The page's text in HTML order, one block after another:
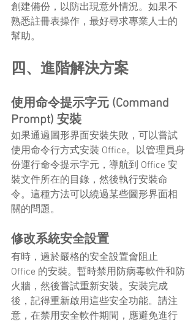
創建備份，以防出現意外情況。如果不
熟悉註冊表操作，最好尋求專業人士的
幫助。
四、進階解決方案
使用命令提示字元 (Command
Prompt) 安裝
如果通過圖形界面安裝失敗，可以嘗試
使用命令行方式安裝 Office。以管理員身
份運行命令提示字元，導航到 Office 安
裝文件所在的目錄，然後執行安裝命
令。這種方法可以繞過某些圖形界面相
關的問題。
修改系統安全設置
有時，過於嚴格的安全設置會阻止
Office 的安裝。暫時禁用防病毒軟件和防
火牆，然後嘗試重新安裝。安裝完成
後，記得重新啟用這些安全功能。請注
意，在禁用安全軟件期間，應避免進行